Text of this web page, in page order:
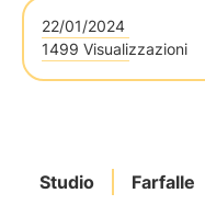
22/01/2024
1499 Visualizzazioni
Studio Farfalle